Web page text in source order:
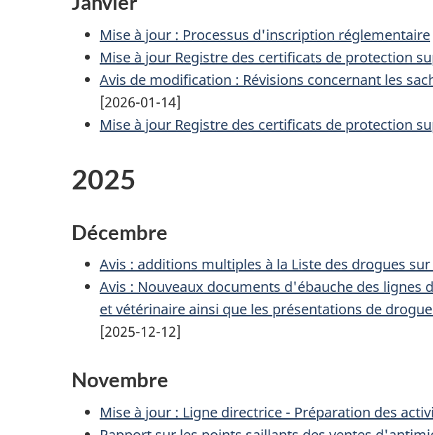
Mise à jour : Processus d'inscription réglementaire
Mise à jour Registre des certificats de protection
Avis de modification : Révisions concernant les
[2026-01-14]
Mise à jour Registre des certificats de protection
2025
Décembre
Avis : additions multiples à la Liste des drogues
Avis : Nouveaux documents d'ébauche des
et vétérinaire ainsi que les présentations de
[2025-12-12]
Novembre
Mise à jour : Ligne directrice - Préparation des